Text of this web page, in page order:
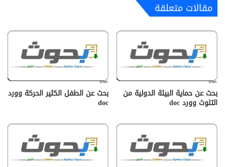
مقالات متعلقة
بحث عن حماية البيئة الدولية من
التلوث وورد doc
بحث عن الطفل الكثير الحركة وورد
doc